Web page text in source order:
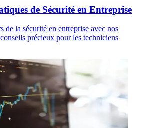
de Sécurité en Entreprise
de la sécurité en entreprise avec nos
précieux pour les techniciens